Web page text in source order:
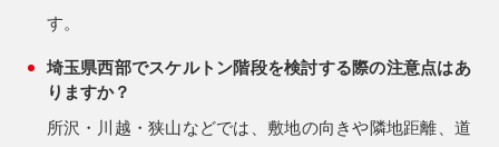
す。
埼玉県西部でスケルトン階段を検討する際の注意点はあ
りますか？
所沢・川越・狭山などでは、敷地の向きや隣地距離、道